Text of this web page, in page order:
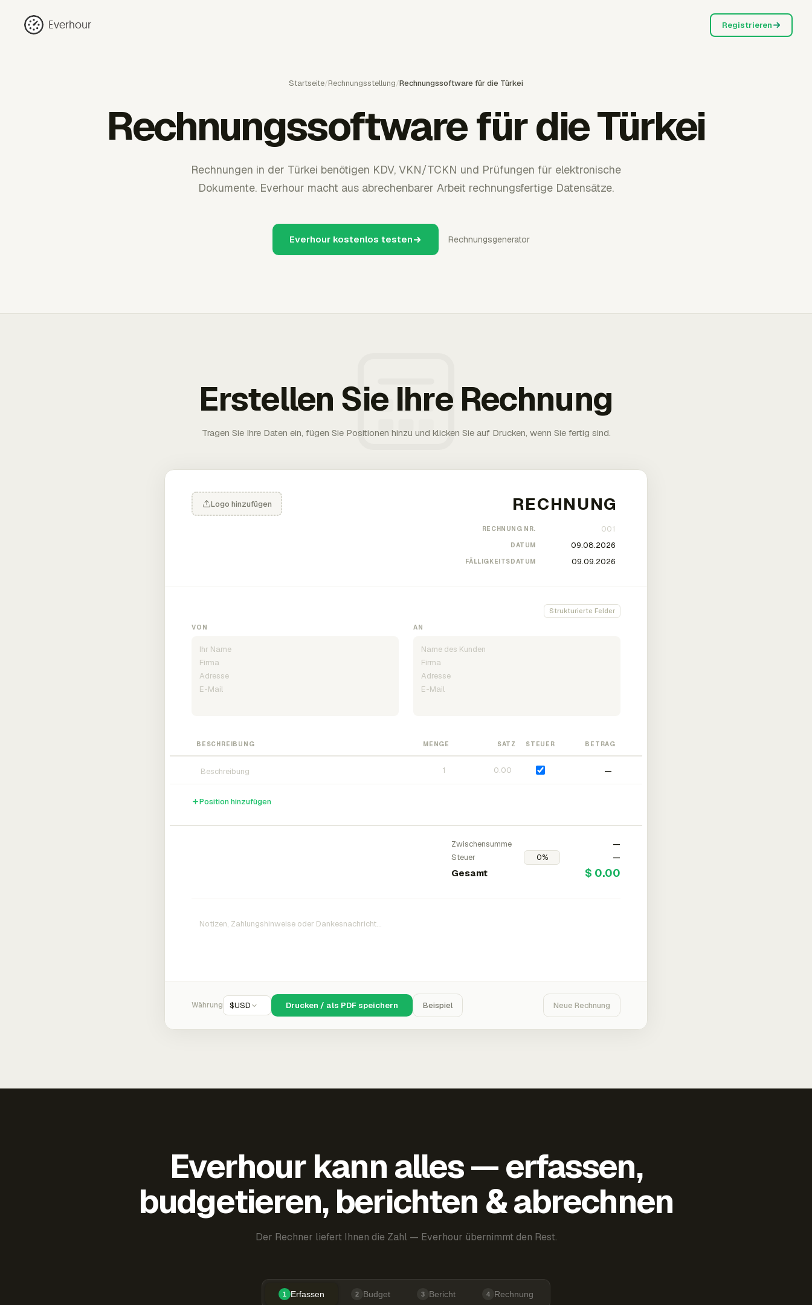
Everhour Registrieren
Startseite/Rechnungsstellung/Rechnungssoftware für die Türkei
Rechnungssoftware für die Türkei
Rechnungen in der Türkei benötigen KDV, VKN/TCKN und Prüfungen für elektronische
Dokumente. Everhour macht aus abrechenbarer Arbeit rechnungsfertige Datensätze.
Everhour kostenlos testen Rechnungsgenerator
Erstellen Sie Ihre Rechnung
Tragen Sie Ihre Daten ein, fügen Sie Positionen hinzu und klicken Sie auf Drucken, wenn Sie fertig sind.
Logo hinzufügen
RECHNUNG NR.
DATUM
FÄLLIGKEITSDATUM
Strukturierte Felder
VON AN
BESCHREIBUNG MENGE SATZ STEUER BETRAG
—
Position hinzufügen
Zwischensumme
—
Steuer
—
Gesamt $ 0.00
Währung $USD Drucken / als PDF speichern Beispiel Neue Rechnung
Everhour kann alles — erfassen,
budgetieren, berichten & abrechnen
Der Rechner liefert Ihnen die Zahl — Everhour übernimmt den Rest.
1 Erfassen 2 Budget 3 Bericht 4 Rechnung